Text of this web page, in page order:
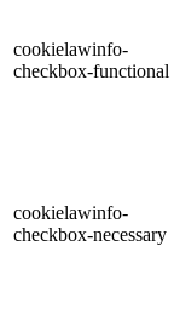
cookielawinfo-
checkbox-functional
cookielawinfo-
checkbox-necessary